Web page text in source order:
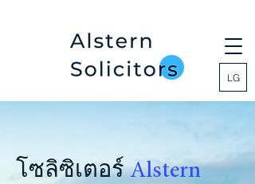
LG
โซลิซิเตอร์Alstern